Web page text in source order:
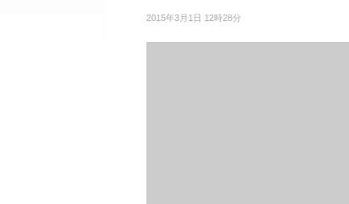
2015年3月1日 12時28分